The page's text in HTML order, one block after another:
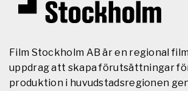
Film Stockholm AB är en regional
uppdrag att skapa förutsättningar
produktion i huvudstadsregionen